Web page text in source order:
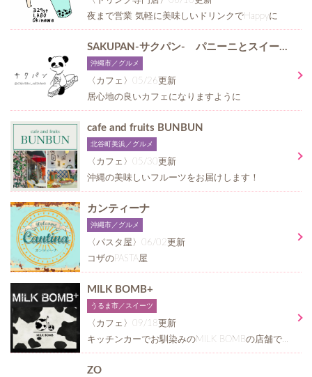
夜まで営業 気軽に美味しいドリンクでHappyに
SAKUPAN-サクパン- パニーニとスイーツのお店
沖縄市／グルメ
〈カフェ〉05/26更新
居心地の良いカフェになりますように
cafe and fruits BUNBUN
北谷町美浜／グルメ
〈カフェ〉05/30更新
沖縄の美味しいフルーツをお届けします！
カンティーナ
沖縄市／グルメ
〈パスタ屋〉06/02更新
コザのPASTA屋
MILK BOMB+
うるま市／スイーツ
〈カフェ〉09/18更新
キッチンカーでお馴染みのMILK BOMBの店舗です！
ZO